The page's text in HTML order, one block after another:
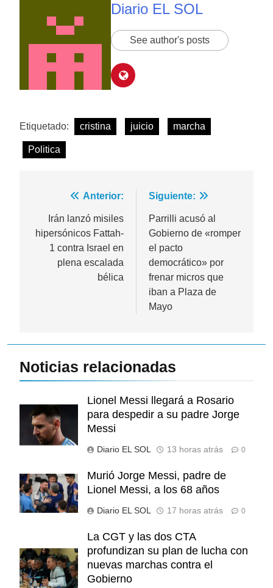
Diario EL SOL
See author's posts
Etiquetado: cristina juicio marcha
Politica
Navegación
entradas
Anterior:
Irán lanzó misiles
hipersónicos Fattah-
1 contra Israel en
plena escalada
bélica
Siguiente:
Parrilli acusó al
Gobierno de «romper
el pacto
democrático» por
frenar micros que
iban a Plaza de
Mayo
Noticias relacionadas
Lionel Messi llegará a Rosario
para despedir a su padre Jorge
Messi
Diario EL SOL 13 horas atrás 0
Murió Jorge Messi, padre de
Lionel Messi, a los 68 años
Diario EL SOL 17 horas atrás 0
La CGT y las dos CTA
profundizan su plan de lucha con
nuevas marchas contra el
Gobierno